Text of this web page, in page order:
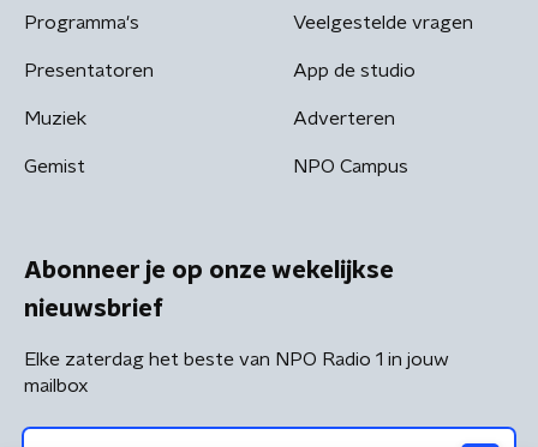
Programma's
Presentatoren
Muziek
Gemist
Veelgestelde vragen
App de studio
Adverteren
NPO Campus
Abonneer je op onze wekelijkse
nieuwsbrief
Elke zaterdag het beste van NPO Radio 1 in jouw
mailbox